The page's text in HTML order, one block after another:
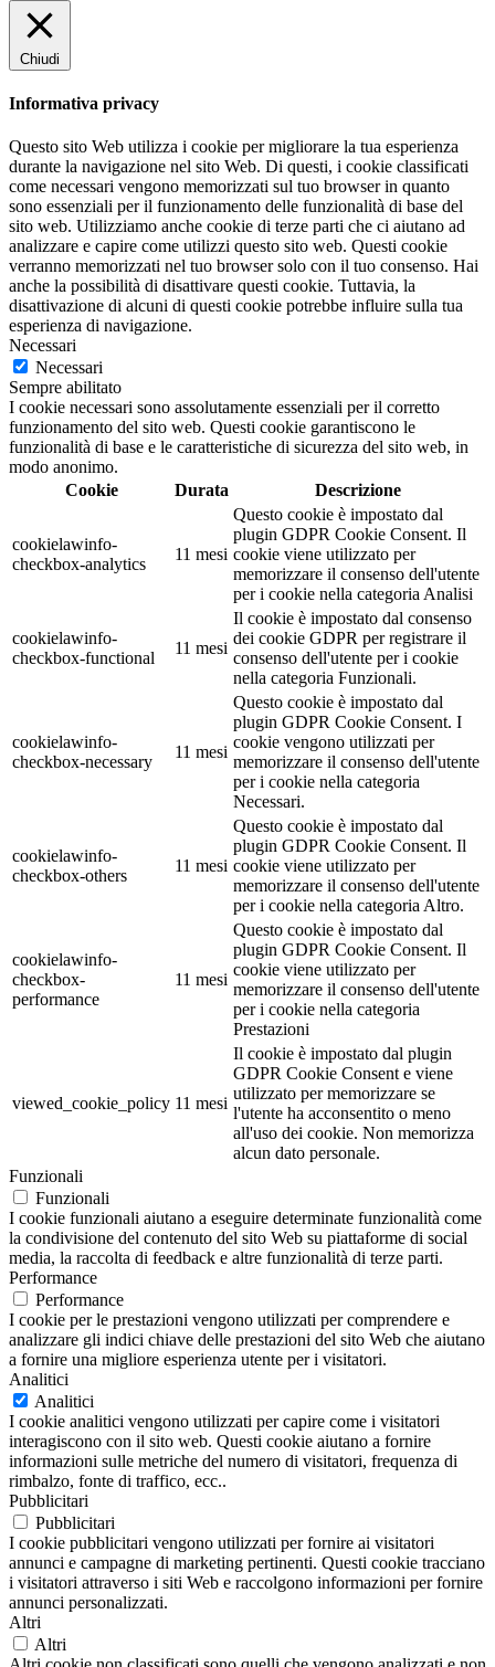
Chiudi
Informativa privacy
Questo sito Web utilizza i cookie per migliorare la tua esperienza
durante la navigazione nel sito Web. Di questi, i cookie classificati
come necessari vengono memorizzati sul tuo browser in quanto
sono essenziali per il funzionamento delle funzionalità di base del
sito web. Utilizziamo anche cookie di terze parti che ci aiutano ad
analizzare e capire come utilizzi questo sito web. Questi cookie
verranno memorizzati nel tuo browser solo con il tuo consenso. Hai
anche la possibilità di disattivare questi cookie. Tuttavia, la
disattivazione di alcuni di questi cookie potrebbe influire sulla tua
esperienza di navigazione.
Necessari
Necessari
Sempre abilitato
I cookie necessari sono assolutamente essenziali per il corretto
funzionamento del sito web. Questi cookie garantiscono le
funzionalità di base e le caratteristiche di sicurezza del sito web, in
modo anonimo.
Cookie
Durata Descrizione
cookielawinfo-
checkbox-analytics
11 mesi
Questo cookie è impostato dal
plugin GDPR Cookie Consent. Il
cookie viene utilizzato per
memorizzare il consenso dell'utente
per i cookie nella categoria Analisi
cookielawinfo-
checkbox-functional
11 mesi
Il cookie è impostato dal consenso
dei cookie GDPR per registrare il
consenso dell'utente per i cookie
nella categoria Funzionali.
cookielawinfo-
checkbox-necessary
11 mesi
Questo cookie è impostato dal
plugin GDPR Cookie Consent. I
cookie vengono utilizzati per
memorizzare il consenso dell'utente
per i cookie nella categoria
Necessari.
cookielawinfo-
checkbox-others
11 mesi
Questo cookie è impostato dal
plugin GDPR Cookie Consent. Il
cookie viene utilizzato per
memorizzare il consenso dell'utente
per i cookie nella categoria Altro.
cookielawinfo-
checkbox-
performance
11 mesi
Questo cookie è impostato dal
plugin GDPR Cookie Consent. Il
cookie viene utilizzato per
memorizzare il consenso dell'utente
per i cookie nella categoria
Prestazioni
viewed_cookie_policy 11 mesi
Il cookie è impostato dal plugin
GDPR Cookie Consent e viene
utilizzato per memorizzare se
l'utente ha acconsentito o meno
all'uso dei cookie. Non memorizza
alcun dato personale.
Funzionali
Funzionali
I cookie funzionali aiutano a eseguire determinate funzionalità come
la condivisione del contenuto del sito Web su piattaforme di social
media, la raccolta di feedback e altre funzionalità di terze parti.
Performance
Performance
I cookie per le prestazioni vengono utilizzati per comprendere e
analizzare gli indici chiave delle prestazioni del sito Web che aiutano
a fornire una migliore esperienza utente per i visitatori.
Analitici
Analitici
I cookie analitici vengono utilizzati per capire come i visitatori
interagiscono con il sito web. Questi cookie aiutano a fornire
informazioni sulle metriche del numero di visitatori, frequenza di
rimbalzo, fonte di traffico, ecc..
Pubblicitari
Pubblicitari
I cookie pubblicitari vengono utilizzati per fornire ai visitatori
annunci e campagne di marketing pertinenti. Questi cookie tracciano
i visitatori attraverso i siti Web e raccolgono informazioni per fornire
annunci personalizzati.
Altri
Altri